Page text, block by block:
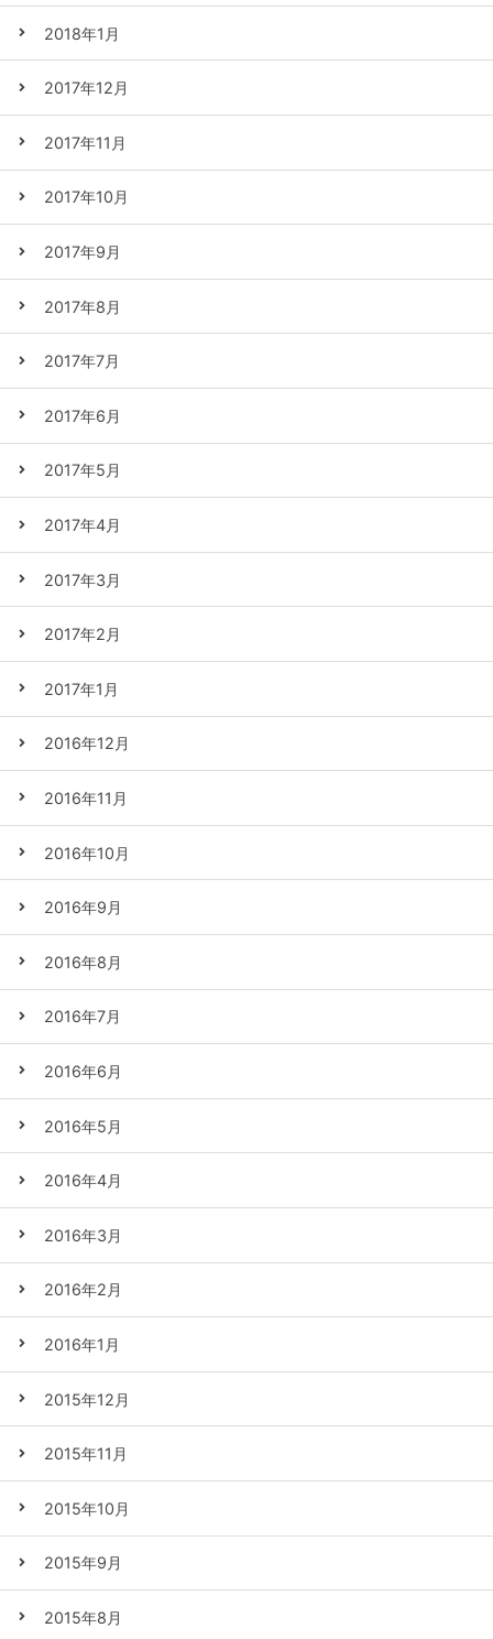
2018年1月
2017年12月
2017年11月
2017年10月
2017年9月
2017年8月
2017年7月
2017年6月
2017年5月
2017年4月
2017年3月
2017年2月
2017年1月
2016年12月
2016年11月
2016年10月
2016年9月
2016年8月
2016年7月
2016年6月
2016年5月
2016年4月
2016年3月
2016年2月
2016年1月
2015年12月
2015年11月
2015年10月
2015年9月
2015年8月